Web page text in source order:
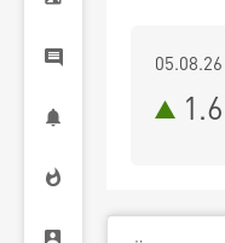
05.08.26